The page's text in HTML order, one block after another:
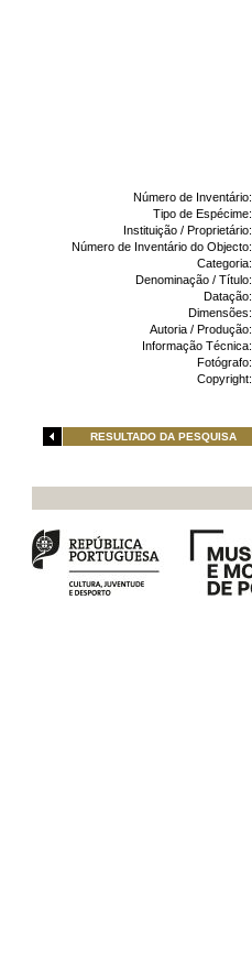
Número de Inventário:
Tipo de Espécime:
Instituição / Proprietário:
Número de Inventário do Objecto:
Categoria:
Denominação / Título:
Datação:
Dimensões:
Autoria / Produção:
Informação Técnica:
Fotógrafo:
Copyright:
RESULTADO DA PESQUISA